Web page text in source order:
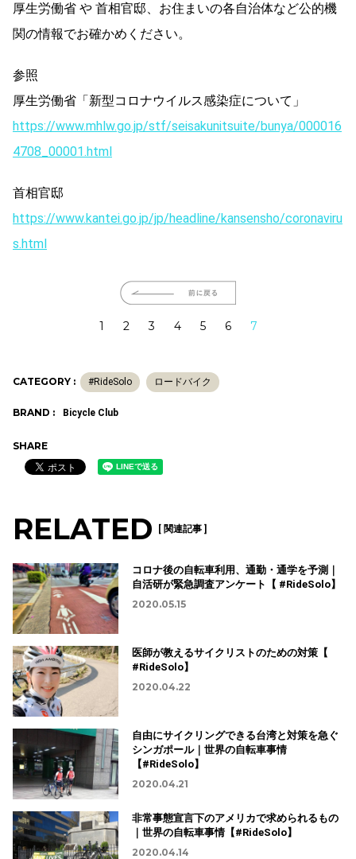
厚生労働省 や 首相官邸、お住まいの各自治体など公的機
関の情報でお確かめください。
参照
厚生労働省「新型コロナウイルス感染症について」
https://www.mhlw.go.jp/stf/seisakunitsuite/bunya/000016
4708_00001.html
首相官邸
https://www.kantei.go.jp/jp/headline/kansensho/coronaviru
s.html
1 2 3 4 5 6 7
CATEGORY : #RideSolo ロードバイク
BRAND : Bicycle Club
SHARE
RELATED [ 関連記事 ]
コロナ後の自転車利用、通勤・通学を予測｜
自活研が緊急調査アンケート【 #RideSolo】
2020.05.15
医師が教えるサイクリストのための対策【
#RideSolo】
2020.04.22
自由にサイクリングできる台湾と対策を急ぐ
シンガポール｜世界の自転車事情
【#RideSolo】
2020.04.21
非常事態宣言下のアメリカで求められるもの
｜世界の自転車事情【#RideSolo】
2020.04.14